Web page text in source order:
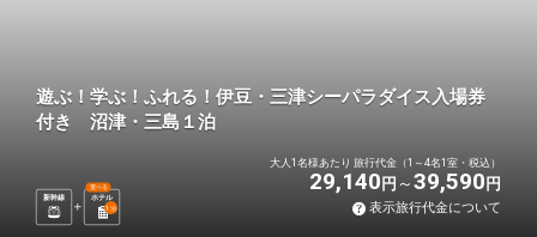
遊ぶ！学ぶ！ふれる！伊豆・三津シーパラダイス入場券
付き 沼津・三島１泊
新幹線 ホテル
選べる
1 泊
大人1名様あたり 旅行代金（1～4名1室・税込）
29,140 円 39,590 円
表示旅行代金について